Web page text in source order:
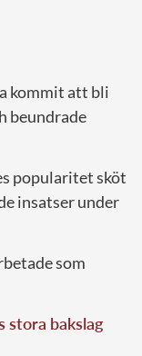
kommit att bli
beundrade
popularitet sköt
insatser under
som
stora bakslag